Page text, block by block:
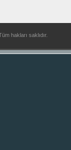
hakları saklıdır.